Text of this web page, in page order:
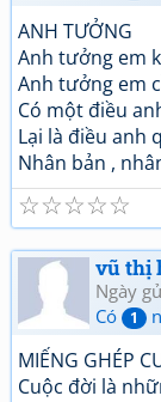
ANH TƯỞNG
Anh tưởng em
Anh tưởng em
Có một điều
Lại là điều anh
Nhân bản ,
☆
☆
☆
☆
☆
vũ thị
Ngày
Có
1
MIẾNG GHÉP
Cuộc đời là